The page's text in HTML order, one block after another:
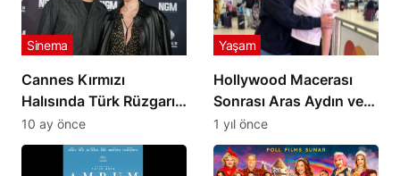
Cannes Kırmızı
Halısında Türk Rüzgarı!
Demet Özdemir ve
Çağatay Ulusoy’un
‘Fıstık’ Şovu Olay
Sinema
10 ay önce
Hollywood Macerası
Sonrası Aras Aydın ve
Melis Birkan Türkiye’ye
Döndü
Yaşam
1 yıl önce